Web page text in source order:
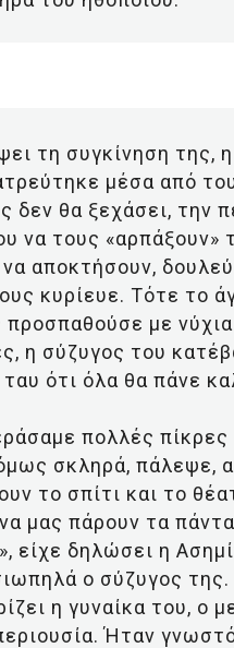
τη συγκίνηση της,
μέσα από
δεν θα ξεχάσει, την
να τους «αρπάξουν»
αποκτήσουν,
κυρίευε. Τότε το
με
η σύζυγος του
ότι όλα θα πάνε
πολλές
σκληρά, πάλεψε,
το σπίτι και το
μας πάρουν τα
είχε δηλώσει η
ο σύζυγος
η γυναίκα του,
Ήταν